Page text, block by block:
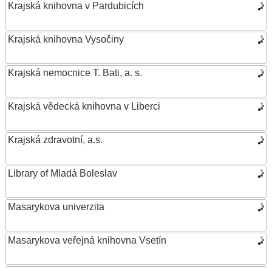
Krajská knihovna v Pardubicích
Krajská knihovna Vysočiny
Krajská nemocnice T. Bati, a. s.
Krajská vědecká knihovna v Liberci
Krajská zdravotní, a.s.
Library of Mladá Boleslav
Masarykova univerzita
Masarykova veřejná knihovna Vsetín